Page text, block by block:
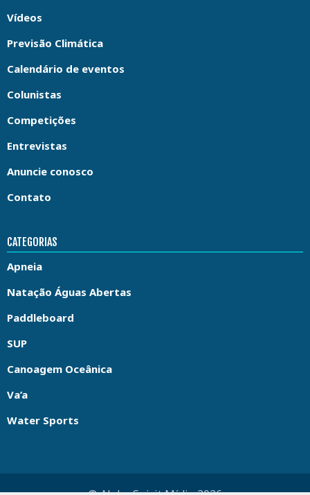
Vídeos
Previsão Climática
Calendário de eventos
Colunistas
Competições
Entrevistas
Anuncie conosco
Contato
CATEGORIAS
Apneia
Natação Águas Abertas
Paddleboard
SUP
Canoagem Oceânica
Va’a
Water Sports